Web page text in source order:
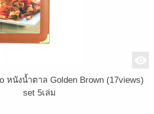
หนังน้ำตาล Golden Brown (17views)
set 5เล่ม